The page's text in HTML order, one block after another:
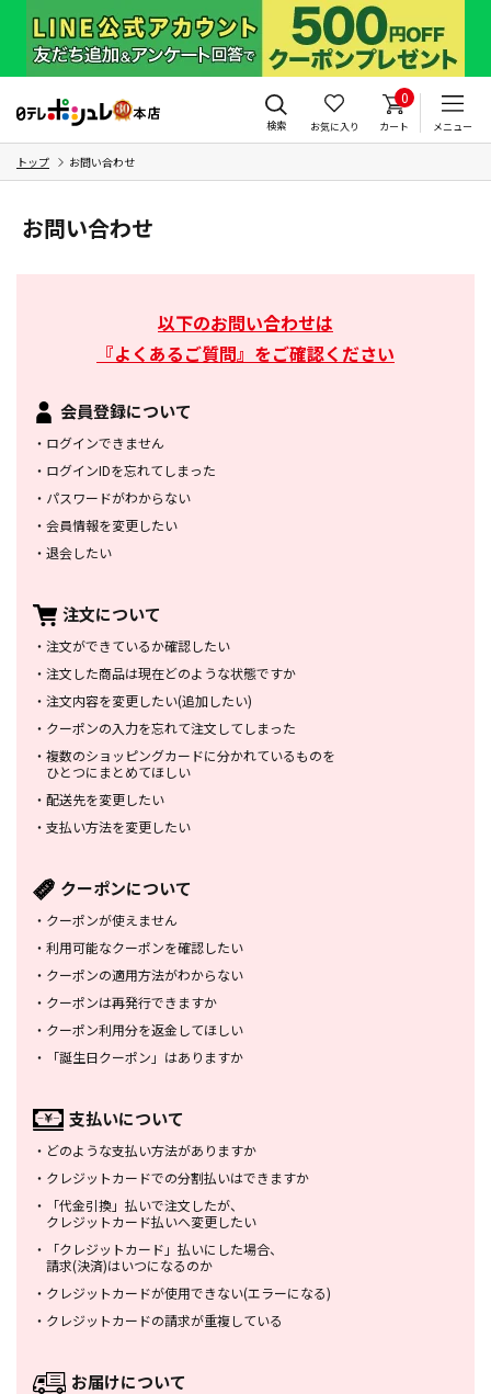
検索 お気に入り
0
カート メニュー
トップ お問い合わせ
お問い合わせ
以下のお問い合わせは
『よくあるご質問』をご確認ください
会員登録について
・ ログインできません
・ ログインIDを忘れてしまった
・ パスワードがわからない
・ 会員情報を変更したい
・ 退会したい
注文について
・ 注文ができているか確認したい
・ 注文した商品は現在どのような状態ですか
・ 注文内容を変更したい(追加したい)
・ クーポンの入力を忘れて注文してしまった
・ 複数のショッピングカードに分かれているものを
ひとつにまとめてほしい
・ 配送先を変更したい
・ 支払い方法を変更したい
クーポンについて
・ クーポンが使えません
・ 利用可能なクーポンを確認したい
・ クーポンの適用方法がわからない
・ クーポンは再発行できますか
・ クーポン利用分を返金してほしい
・
「誕生日クーポン」はありますか
支払いについて
・ どのような支払い方法がありますか
・ クレジットカードでの分割払いはできますか
・
「代金引換」払いで注文したが、
クレジットカード払いへ変更したい
・
「クレジットカード」払いにした場合、
請求(決済)はいつになるのか
・ クレジットカードが使用できない(エラーになる)
・ クレジットカードの請求が重複している
お届けについて